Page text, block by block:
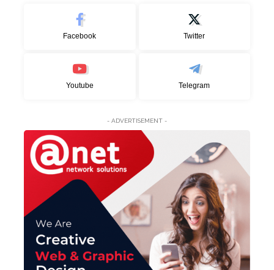
Facebook Twitter
Youtube Telegram
- ADVERTISEMENT -